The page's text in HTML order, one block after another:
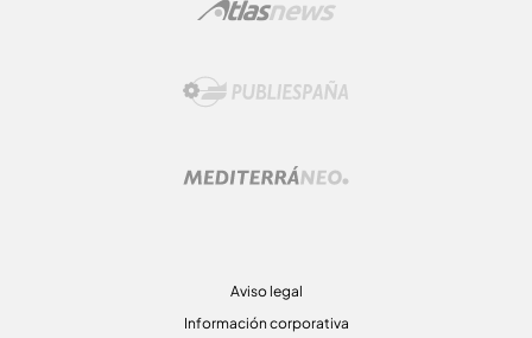
Aviso legal
Información corporativa